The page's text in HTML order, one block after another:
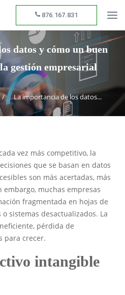
876.167.831
datos y cómo un buen
gestión empresarial
/ La importancia de los datos...
vez más competitivo, la
que se basan en datos
son más acertadas, más
muchas empresas
fragmentada en hojas de
sistemas desactualizados. La
pérdida de
para crecer.
intangible